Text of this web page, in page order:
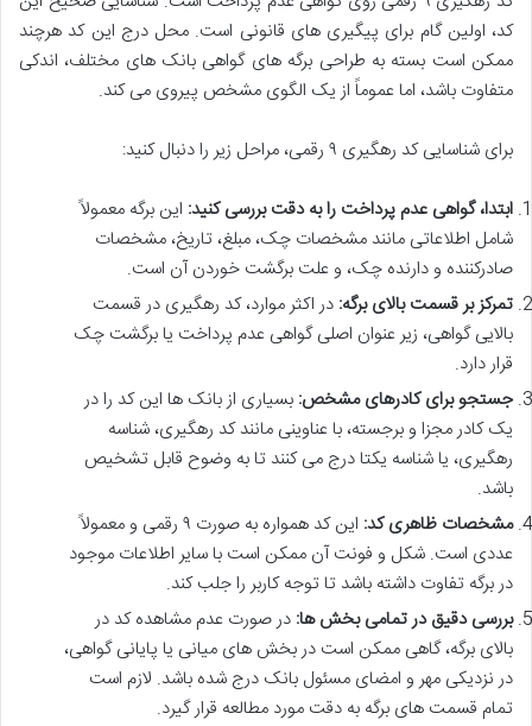
کد، اولین گام برای پیگیری های قانونی است. محل درج این کد هرچند
ممکن است بسته به طراحی برگه های گواهی بانک های مختلف، اندکی
متفاوت باشد، اما عموماً از یک الگوی مشخص پیروی می کند.
برای شناسایی کد رهگیری ۹ رقمی، مراحل زیر را دنبال کنید:
ابتدا، گواهی عدم پرداخت را به دقت بررسی کنید: این برگه معمولاً
شامل اطلاعاتی مانند مشخصات چک، مبلغ، تاریخ، مشخصات
صادرکننده و دارنده چک، و علت برگشت خوردن آن است.
تمرکز بر قسمت بالای برگه: در اکثر موارد، کد رهگیری در قسمت
بالایی گواهی، زیر عنوان اصلی گواهی عدم پرداخت یا برگشت چک
قرار دارد.
جستجو برای کادرهای مشخص: بسیاری از بانک ها این کد را در
یک کادر مجزا و برجسته، با عناوینی مانند کد رهگیری، شناسه
رهگیری، یا شناسه یکتا درج می کنند تا به وضوح قابل تشخیص
باشد.
مشخصات ظاهری کد:
این کد همواره به صورت ۹ رقمی و معمولاً
عددی است. شکل و فونت آن ممکن است با سایر اطلاعات موجود
در برگه تفاوت داشته باشد تا توجه کاربر را جلب کند.
بررسی دقیق در تمامی بخش ها: در صورت عدم مشاهده کد در
بالای برگه، گاهی ممکن است در بخش های میانی یا پایانی گواهی،
در نزدیکی مهر و امضای مسئول بانک درج شده باشد. لازم است
تمام قسمت های برگه به دقت مورد مطالعه قرار گیرد.